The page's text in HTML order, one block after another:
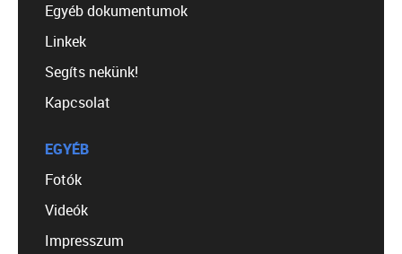
Egyéb dokumentumok
Linkek
Segíts nekünk!
Kapcsolat
EGYÉB
Fotók
Videók
Impresszum